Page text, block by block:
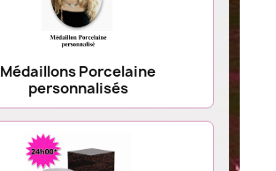
Médaillons Porcelaine
personnalisés